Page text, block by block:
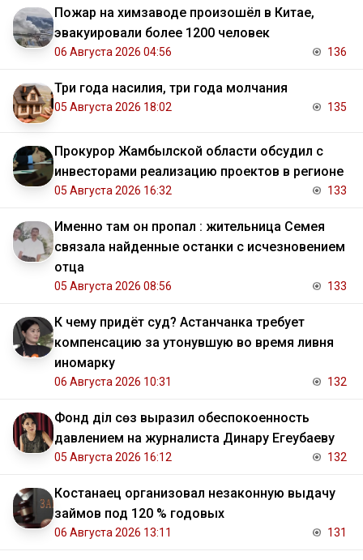
Пожар на химзаводе произошёл в Китае,
эвакуировали более 1200 человек
06 Августа 2026 04:56 136
Три года насилия, три года молчания
05 Августа 2026 18:02 135
Прокурор Жамбылской области обсудил с
инвесторами реализацию проектов в регионе
05 Августа 2026 16:32 133
Именно там он пропал : жительница Семея
связала найденные останки с исчезновением
отца
05 Августа 2026 08:56 133
К чему придёт суд? Астанчанка требует
компенсацию за утонувшую во время ливня
иномарку
06 Августа 2026 10:31 132
Фонд Әділ сөз выразил обеспокоенность
давлением на журналиста Динару Егеубаеву
05 Августа 2026 16:12 132
Костанаец организовал незаконную выдачу
займов под 120 % годовых
06 Августа 2026 13:11 131